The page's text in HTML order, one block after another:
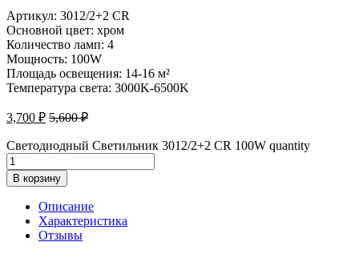
Артикул: 3012/2+2 CR
Основной цвет: хром
Количество ламп: 4
Мощность: 100W
Площадь освещения: 14-16 м²
Температура света: 3000K-6500K
3,700 ₽ 5,600₽
Светодиодный Светильник 3012/2+2 CR 100W quantity
В корзину
Описание
Характеристика
Отзывы